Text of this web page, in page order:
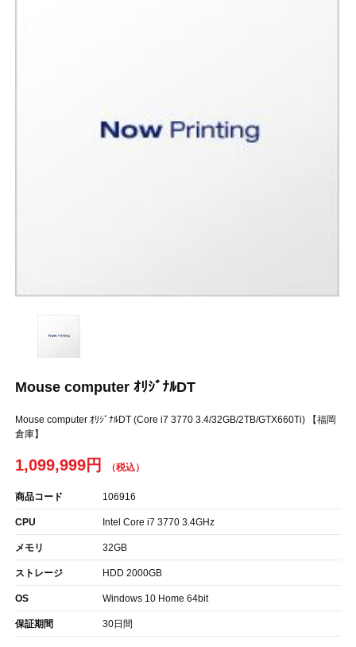
Mouse computer ｵﾘｼﾞﾅﾙDT
Mouse computer ｵﾘｼﾞﾅﾙDT (Core i7 3770 3.4/32GB/2TB/GTX660Ti) 【福岡
倉庫】
1,099,999円
商品コード 106916
CPU Intel Core i7 3770 3.4GHz
メモリ 32GB
ストレージ HDD 2000GB
OS Windows 10 Home 64bit
保証期間 30日間